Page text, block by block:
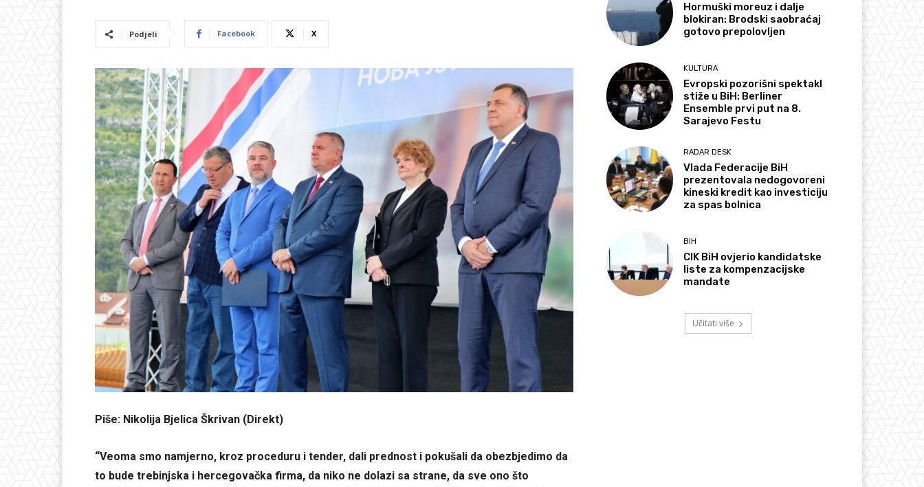
Podjeli Facebook X
Piše: Nikolija Bjelica Škrivan (Direkt)
“Veoma smo namjerno, kroz proceduru i tender, dali prednost i pokušali da obezbjedimo da
to bude trebinjska i hercegovačka firma, da niko ne dolazi sa strane, da sve ono što
Hormuški moreuz i dalje
blokiran: Brodski saobraćaj
gotovo prepolovljen
KULTURA
Evropski pozorišni spektakl
stiže u BiH: Berliner
Ensemble prvi put na 8.
Sarajevo Festu
RADAR DESK
Vlada Federacije BiH
prezentovala nedogovoreni
kineski kredit kao investiciju
za spas bolnica
BIH
CIK BiH ovjerio kandidatske
liste za kompenzacijske
mandate
Učitati više